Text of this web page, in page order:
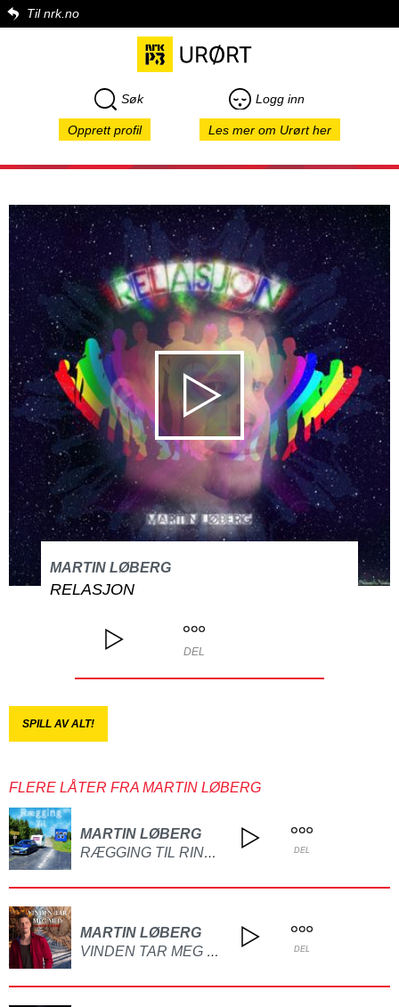
Til nrk.no
Søk Logg inn
Opprett profil Les mer om Urørt her
MARTIN LØBERG
RELASJON
DEL
SPILL AV ALT!
FLERE LÅTER FRA MARTIN LØBERG
MARTIN LØBERG
RÆGGING TIL RINGEBU DEL
MARTIN LØBERG
VINDEN TAR MEG MED DEL